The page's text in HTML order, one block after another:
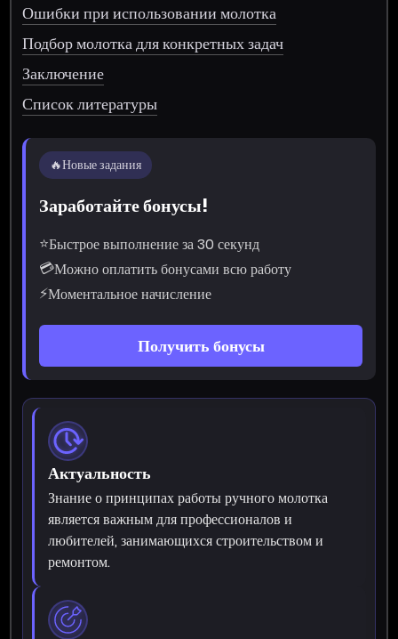
Ошибки при использовании молотка
Подбор молотка для конкретных задач
Заключение
Список литературы
🔥Новые задания
Заработайте бонусы!
⭐Быстрое выполнение за 30 секунд
💳Можно оплатить бонусами всю работу
⚡Моментальное начисление
Получить бонусы
Актуальность
Знание о принципах работы ручного молотка
является важным для профессионалов и
любителей, занимающихся строительством и
ремонтом.